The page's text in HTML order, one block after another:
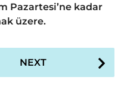
Pazartesi’ne kadar
üzere.
NEXT